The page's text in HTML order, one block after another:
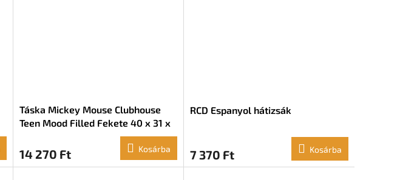
Táska Mickey Mouse Clubhouse
Teen Mood Filled Fekete 40 x 31 x
14 270 Ft Kosárba
RCD Espanyol hátizsák
7 370 Ft Kosárba